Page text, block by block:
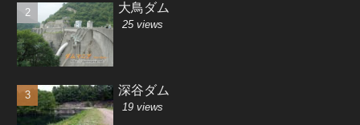
大鳥ダム
25 views
深谷ダム
19 views